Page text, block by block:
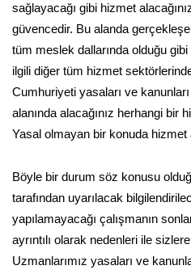
sağlayacağı gibi hizmet
güvencedir. Bu alanda
tüm meslek dallarında olduğu
ilgili diğer tüm hizmet
Cumhuriyeti yasaları ve
alanında alacağınız herhangi bir
Yasal olmayan bir konuda hizmet
Böyle bir durum söz konusu
tarafından uyarılacak
yapılamayacağı çalışmanın
ayrıntılı olarak nedenleri ile
Uzmanlarımız yasaları ve